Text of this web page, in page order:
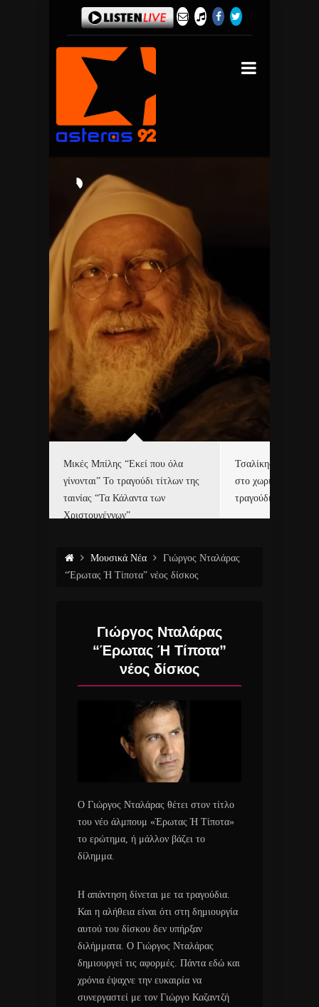
Μικές Μπίλης “Εκεί που όλα
γίνονται” Το τραγούδι τίτλων της
ταινίας “Τα Κάλαντα των
Χριστουγέννων”
Τσαλίκης,
στο χωριό του Άι
τραγούδι και video
Μουσικά Νέα
Γιώργος Νταλάρας
“Έρωτας Ή Τίποτα” νέος δίσκος
Γιώργος Νταλάρας
“Έρωτας Ή Τίποτα”
νέος δίσκος
Ο Γιώργος Νταλάρας θέτει στον τίτλο
του νέο άλμπουμ «Έρωτας Ή Τίποτα»
το ερώτημα, ή μάλλον βάζει το
δίλημμα.
Η απάντηση δίνεται με τα τραγούδια.
Και η αλήθεια είναι ότι στη δημιουργία
αυτού του δίσκου δεν υπήρξαν
διλήμματα. Ο Γιώργος Νταλάρας
δημιουργεί τις αφορμές. Πάντα εδώ και
χρόνια έψαχνε την ευκαιρία να
συνεργαστεί με τον Γιώργο Καζαντζή